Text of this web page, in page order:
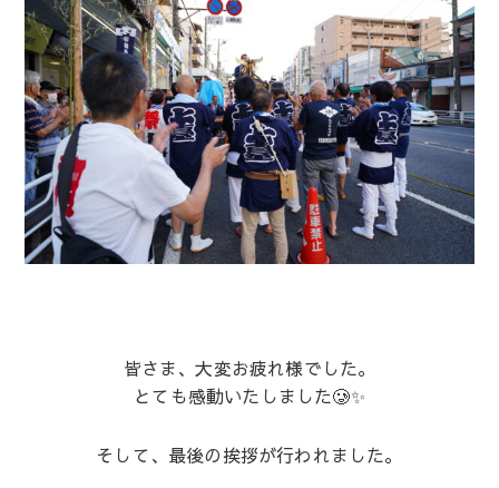
皆さま、大変お疲れ様でした。
とても感動いたしました🥲✨
そして、最後の挨拶が行われました。